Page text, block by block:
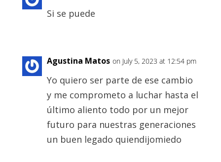
Si se puede
Agustina Matos on July 5, 2023 at 12:54 pm
Yo quiero ser parte de ese cambio
y me comprometo a luchar hasta el
último aliento todo por un mejor
futuro para nuestras generaciones
un buen legado quiendijomiedo